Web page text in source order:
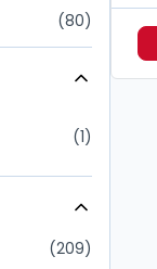
80
78
75
62
54
34
1
209